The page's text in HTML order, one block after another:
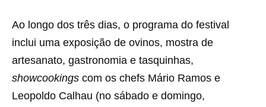
Ao longo dos três dias, o programa do festival
inclui uma exposição de ovinos, mostra de
artesanato, gastronomia e tasquinhas,
showcookings com os chefs Mário Ramos e
Leopoldo Calhau (no sábado e domingo,